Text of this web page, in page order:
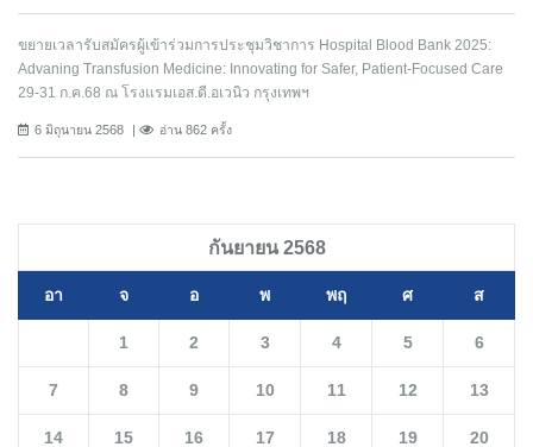
ขยายเวลารับสมัครผู้เข้าร่วมการประชุมวิชาการ Hospital Blood Bank 2025:
Advaning Transfusion Medicine: Innovating for Safer, Patient-Focused Care
29-31 ก.ค.68 ณ โรงแรมเอส.ดี.อเวนิว กรุงเทพฯ
6 มิถุนายน 2568 อ่าน 862 ครั้ง
กันยายน 2568
อา จ อ พ พฤ ศ ส
1 2 3 4 5 6
7 8 9 10 11 12 13
14 15 16 17 18 19 20